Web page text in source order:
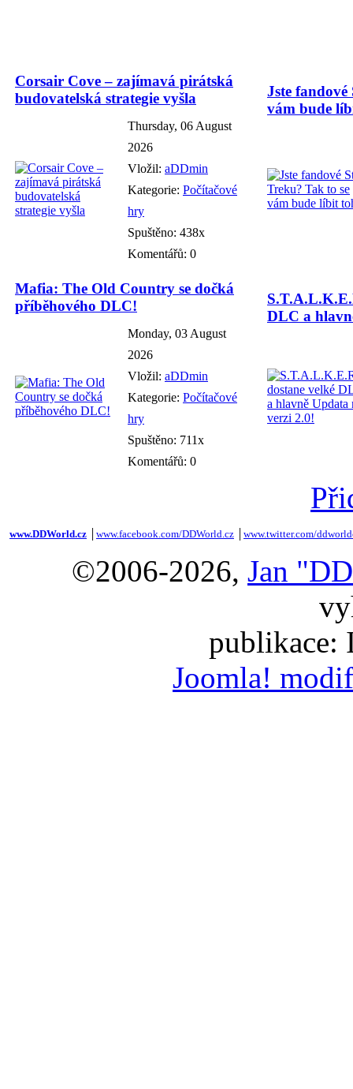
Corsair Cove – zajímavá pirátská
budovatelská strategie vyšla
Thursday, 06 August
2026
Vložil: aDDmin
Kategorie: Počítačové
hry
Spuštěno: 438x
Komentářů: 0
Jste
vám bude
Mafia: The Old Country se dočká
příběhového DLC!
Monday, 03 August
2026
Vložil: aDDmin
Kategorie: Počítačové
hry
Spuštěno: 711x
Komentářů: 0
DLC a
www.DDWorld.cz www.facebook.com/DDWorld.cz www.twitter.com/
©2006-2026, Jan
publikace:
Joomla!